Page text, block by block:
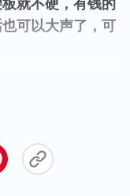
就不硬，有钱的
可以大声了，可
不是因为我们的
，富贵梦破灭
己过得不如别人